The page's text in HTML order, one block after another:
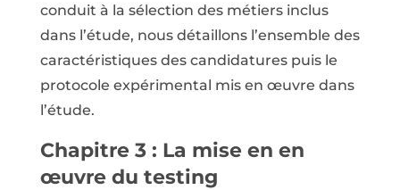
conduit à la sélection des métiers inclus
dans l’étude, nous détaillons l’ensemble des
caractéristiques des candidatures puis le
protocole expérimental mis en œuvre dans
l’étude.
Chapitre 3 : La mise en en
œuvre du testing